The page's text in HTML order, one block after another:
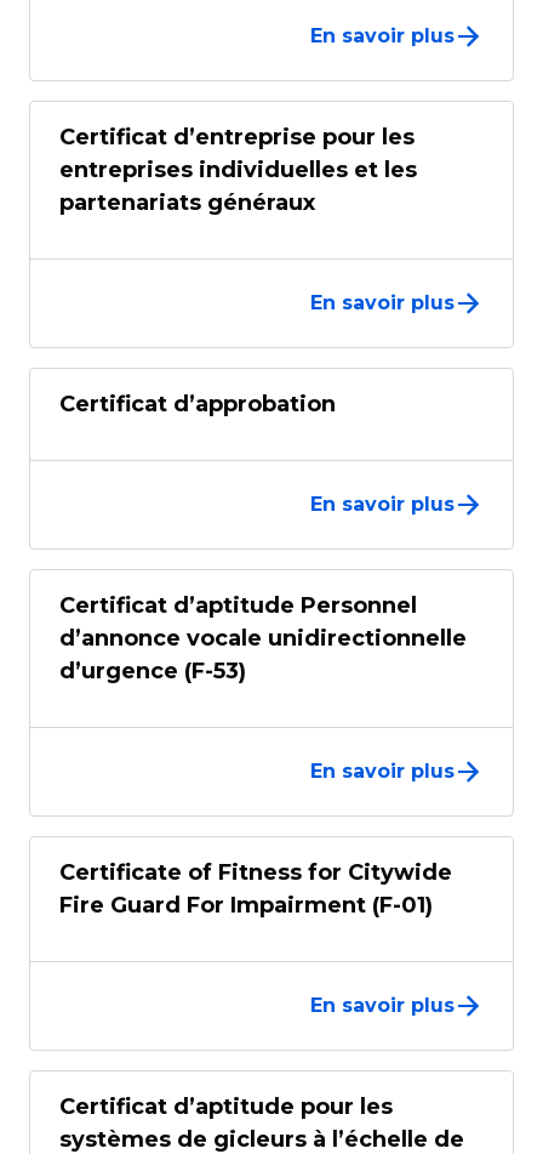
En savoir plus
Certificat d’entreprise pour les
entreprises individuelles et les
partenariats généraux
En savoir plus
Certificat d’approbation
En savoir plus
Certificat d’aptitude Personnel
d’annonce vocale unidirectionnelle
d’urgence (F-53)
En savoir plus
Certificate of Fitness for Citywide
Fire Guard For Impairment (F-01)
En savoir plus
Certificat d’aptitude pour les
systèmes de gicleurs à l’échelle de